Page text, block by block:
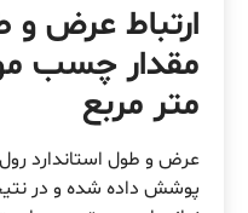
ارتباط عرض و
مقدار چسب
متر مربع
عرض و طول استاندارد
پوشش داده شده و در